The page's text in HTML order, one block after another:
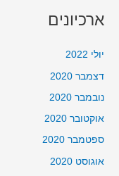
ארכיונים
יולי 2022
דצמבר 2020
נובמבר 2020
אוקטובר 2020
ספטמבר 2020
אוגוסט 2020